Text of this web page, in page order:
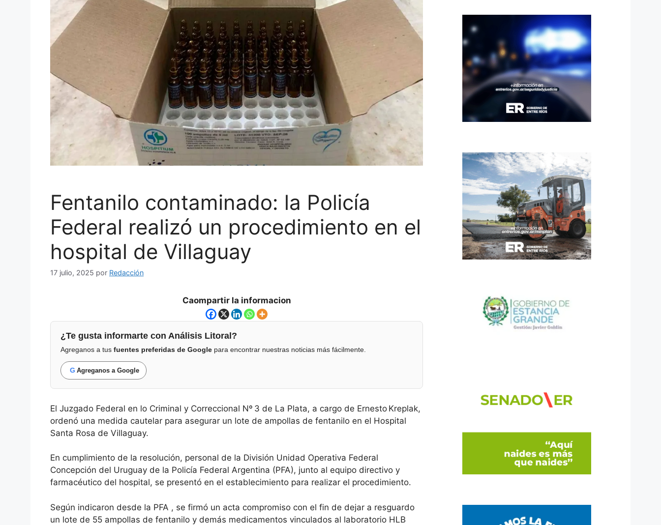
Fentanilo contaminado: la Policía
Federal realizó un procedimiento en el
hospital de Villaguay
17 julio, 2025 por Redacción
Caompartir la informacion
¿Te gusta informarte con Análisis Litoral?
Agreganos a tus fuentes preferidas de Google para encontrar nuestras noticias más fácilmente.
G Agreganos a Google
El Juzgado Federal en lo Criminal y Correccional Nº 3 de La Plata, a cargo de Ernesto Kreplak,
ordenó una medida cautelar para asegurar un lote de ampollas de fentanilo en el Hospital
Santa Rosa de Villaguay.
En cumplimiento de la resolución, personal de la División Unidad Operativa Federal
Concepción del Uruguay de la Policía Federal Argentina (PFA), junto al equipo directivo y
farmacéutico del hospital, se presentó en el establecimiento para realizar el procedimiento.
Según indicaron desde la PFA , se firmó un acta compromiso con el fin de dejar a resguardo
un lote de 55 ampollas de fentanilo y demás medicamentos vinculados al laboratorio HLB